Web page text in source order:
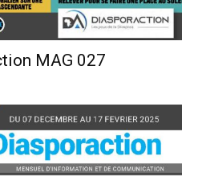
MAG 027